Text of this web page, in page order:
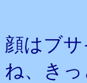
顔はブ
ね、きっ